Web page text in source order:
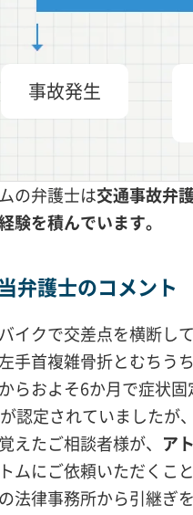
事故発生
の弁護士は交通事故弁
験を積んでいます。
弁護士のコメント
イクで交差点を横断し
手首複雑骨折とむちう
らおよそ6か月で症状
認定されていましたが
えたご相談者様が、 ア
ムにご依頼いただくこ
法律事務所から引継ぎ